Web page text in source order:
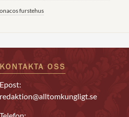
furstehus
KONTAKTA OSS
Epost:
redaktion@alltomkungligt.se